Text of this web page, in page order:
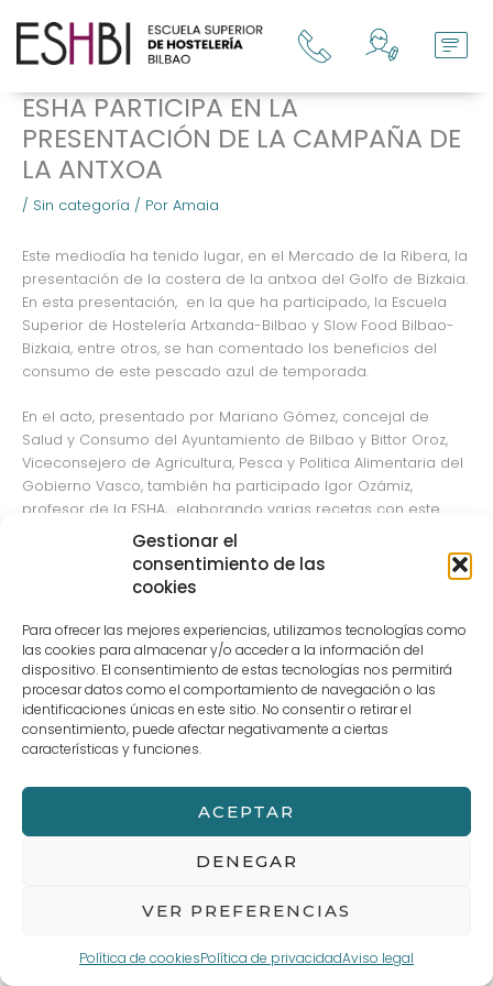
Gestionar el
consentimiento de las
cookies
Para ofrecer las mejores experiencias, utilizamos tecnologías como
las cookies para almacenar y/o acceder a la información del
dispositivo. El consentimiento de estas tecnologías nos permitirá
procesar datos como el comportamiento de navegación o las
identificaciones únicas en este sitio. No consentir o retirar el
consentimiento, puede afectar negativamente a ciertas
características y funciones.
ACEPTAR
DENEGAR
VER PREFERENCIAS
Política de cookiesPolítica de privacidadAviso legal
contenido
ESHA PARTICIPA EN LA
PRESENTACIÓN DE LA CAMPAÑA DE
LA ANTXOA
/ Sin categoría / Por Amaia
Este mediodía ha tenido lugar, en el Mercado de la Ribera, la
presentación de la costera de la antxoa del Golfo de Bizkaia.
En esta presentación, en la que ha participado, la Escuela
Superior de Hostelería Artxanda-Bilbao y Slow Food Bilbao-
Bizkaia, entre otros, se han comentado los beneficios del
consumo de este pescado azul de temporada.
En el acto, presentado por Mariano Gómez, concejal de
Salud y Consumo del Ayuntamiento de Bilbao y Bittor Oroz,
Viceconsejero de Agricultura, Pesca y Politica Alimentaria del
Gobierno Vasco, también ha participado Igor Ozámiz,
profesor de la ESHA, elaborando varias recetas con este
Los objetivos fundamentales de la campaña son promover
misma, así como sensibilizar a la ciudadanía sobre los
aspectos positivos que reporta en la salud y dar valor al
trabajo de los arrantzales y las pescaderías.
Entrada anterior